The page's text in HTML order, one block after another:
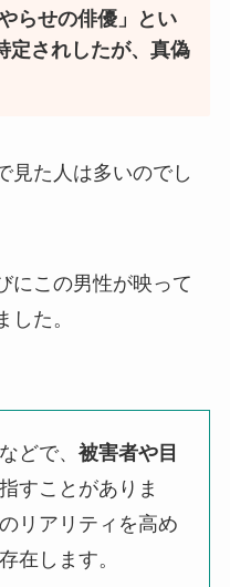
らせの俳優」とい
定されしたが、真偽
見た人は多いのでし
にこの男性が映って
た。
どで、被害者や目
すことがありま
リアリティを高め
在します。